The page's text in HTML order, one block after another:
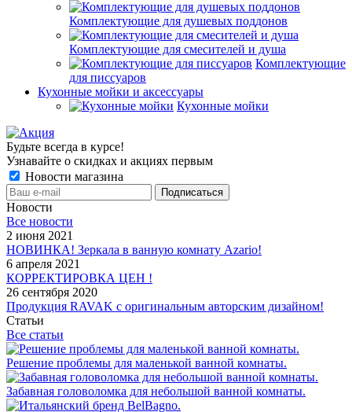
Комплектующие для душевых поддонов
Комплектующие для смесителей и душа
Комплектующие
для писсуаров
Кухонные мойки и аксессуары
Кухонные мойки
Будьте всегда в курсе!
Узнавайте о скидках и акциях первым
Новости магазина
Новости
Все новости
2 июня 2021
НОВИНКА! Зеркала в ванную комнату Azario!
6 апреля 2021
КОРРЕКТИРОВКА ЦЕН !
26 сентября 2020
Продукция RAVAK с оригинальным авторским дизайном!
Статьи
Все статьи
Решение проблемы для маленькой ванной комнаты.
Забавная головоломка для небольшой ванной комнаты.